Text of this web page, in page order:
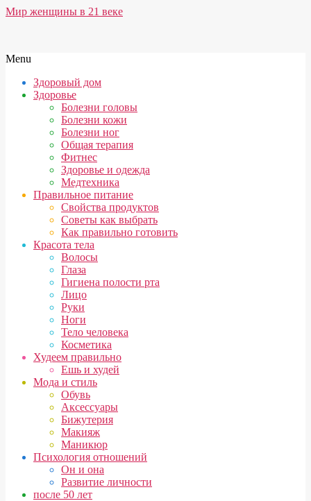
Skip
Мир женщины в 21 веке
Secondary
Menu
Menu
Здоровый дом
Здоровье
Болезни головы
Болезни кожи
Болезни ног
Общая терапия
Фитнес
Здоровье и одежда
Медтехника
Правильное питание
Свойства продуктов
Советы как выбрать
Как правильно готовить
Красота тела
Волосы
Глаза
Гигиена полости рта
Лицо
Руки
Ноги
Тело человека
Косметика
Худеем правильно
Ешь и худей
Мода и стиль
Обувь
Аксессуары
Бижутерия
Макияж
Маникюр
Психология отношений
Он и она
Развитие личности
после 50 лет